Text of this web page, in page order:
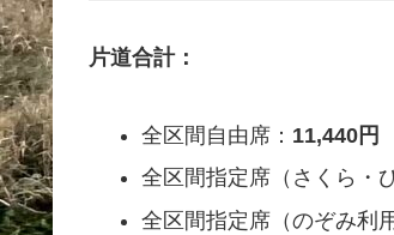
片道合計：
全区間自由席： 11,440円
全区間指定席（さくら・
全区間指定席（のぞみ利